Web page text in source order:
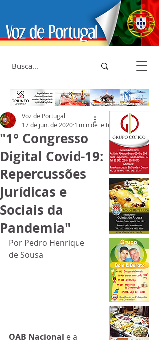
"1° Congresso
Digital Covid-19:
Repercussões
Jurídicas e
Sociais da
Pandemia"
Voz de Portugal
17 de jun. de 2020 1 min de leitura
Por Pedro Henrique
de Sousa
OAB Nacional e a